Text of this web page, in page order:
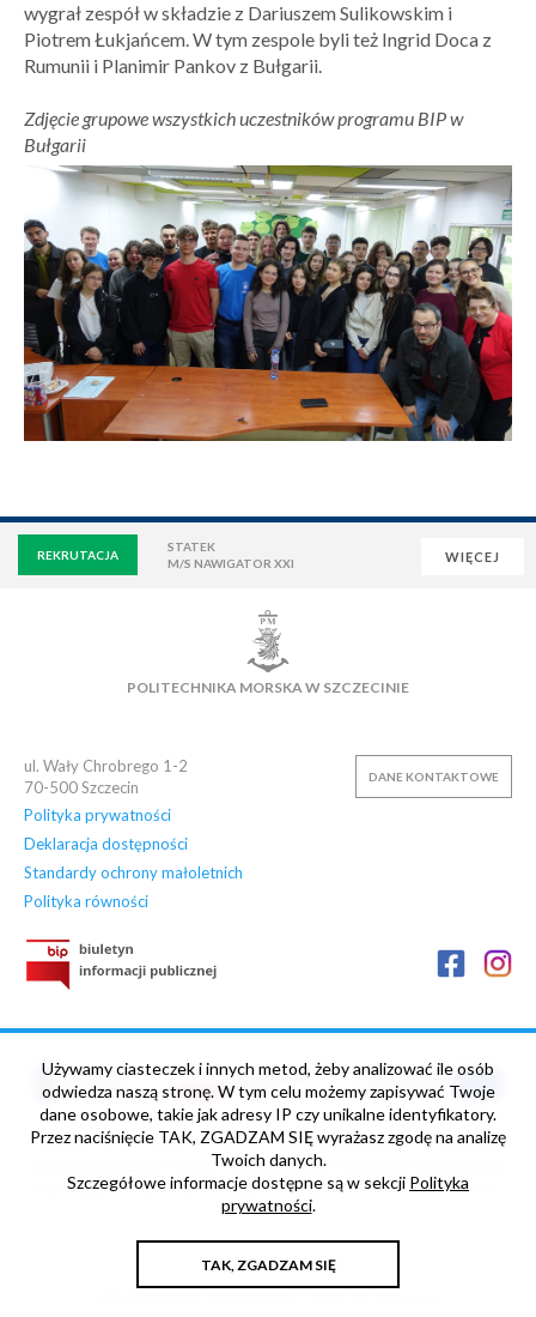
wygrał zespół w składzie z Dariuszem Sulikowskim i
Piotrem Łukjańcem. W tym zespole byli też Ingrid Doca z
Rumunii i Planimir Pankov z Bułgarii.
Zdjęcie grupowe wszystkich uczestników programu BIP w
Bułgarii
WIĘCEJ
REKRUTACJA
STATEK
M/S NAWIGATOR XXI
NAUKOWA BAZA DANYCH
OSIEDLE AKADEMICKIE PŁYWALNIA KLUB AZS
POLITECHNIKA MORSKA W SZCZECINIE
ul. Wały Chrobrego 1-2
70-500Szczecin
Polityka prywatności
Deklaracja dostępności
Standardy ochrony małoletnich
Polityka równości
DANE KONTAKTOWE
„NOWE HORYZONTY” Projekt współfinansowany ze środków
Unii Europejskiej w ramach Europejskiego Funduszu Społecznego
oraz budżetu Państwa, Umowa nr POWR.03.05.00-00-Z013/17-
00
Używamy ciasteczek i innych metod, żeby analizować ile osób
odwiedza naszą stronę. W tym celu możemy zapisywać Twoje
dane osobowe, takie jak adresy IP czy unikalne identyfikatory.
Przez naciśnięcie TAK, ZGADZAM SIĘ wyrażasz zgodę na analizę
Twoich danych.
Szczegółowe informacje dostępne są w sekcji Polityka
prywatności.
TAK, ZGADZAM SIĘ